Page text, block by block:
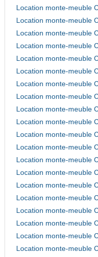
Location monte-meuble
Location monte-meuble
Location monte-meuble
Location monte-meuble
Location monte-meuble
Location monte-meuble
Location monte-meuble
Location monte-meuble
Location monte-meuble
Location monte-meuble
Location monte-meuble
Location monte-meuble
Location monte-meuble
Location monte-meuble
Location monte-meuble
Location monte-meuble
Location monte-meuble
Location monte-meuble
Location monte-meuble
Location monte-meuble